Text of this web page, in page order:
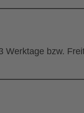
bzw.